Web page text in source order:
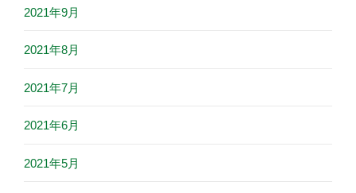
2021年9月
2021年8月
2021年7月
2021年6月
2021年5月